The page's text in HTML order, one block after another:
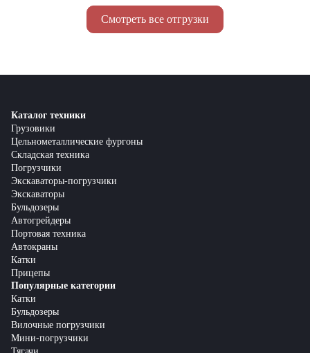
Смотреть все отгрузки
Каталог техники
Грузовики
Цельнометаллические фургоны
Складская техника
Погрузчики
Экскаваторы-погрузчики
Экскаваторы
Бульдозеры
Автогрейдеры
Портовая техника
Автокраны
Катки
Прицепы
Популярные категории
Катки
Бульдозеры
Вилочные погрузчики
Мини-погрузчики